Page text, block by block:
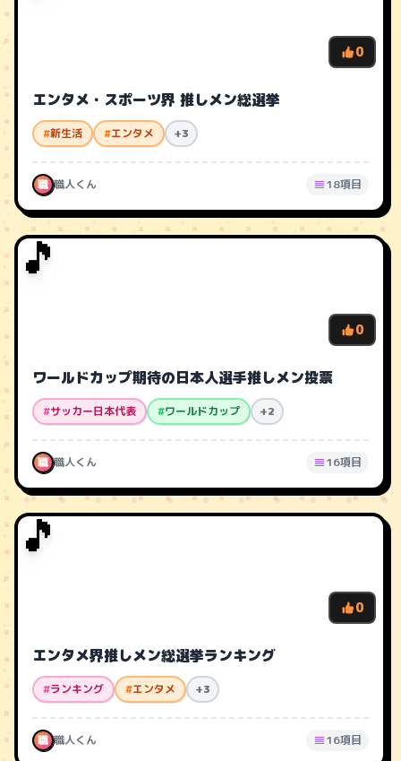
0
エンタメ・スポーツ界 推しメン総選挙
#新生活 #エンタメ +3
職 職人くん 18項目
🎵
0
ワールドカップ期待の日本人選手推しメン投票
#サッカー日本代表 #ワールドカップ +2
職 職人くん 16項目
🎵
0
エンタメ界推しメン総選挙ランキング
#ランキング #エンタメ +3
職 職人くん 16項目